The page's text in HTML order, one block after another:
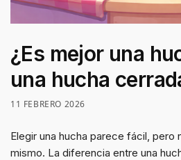
¿Es mejor una
una hucha
11 FEBRERO 2026
Elegir una hucha parece fácil, pero
mismo. La diferencia entre una